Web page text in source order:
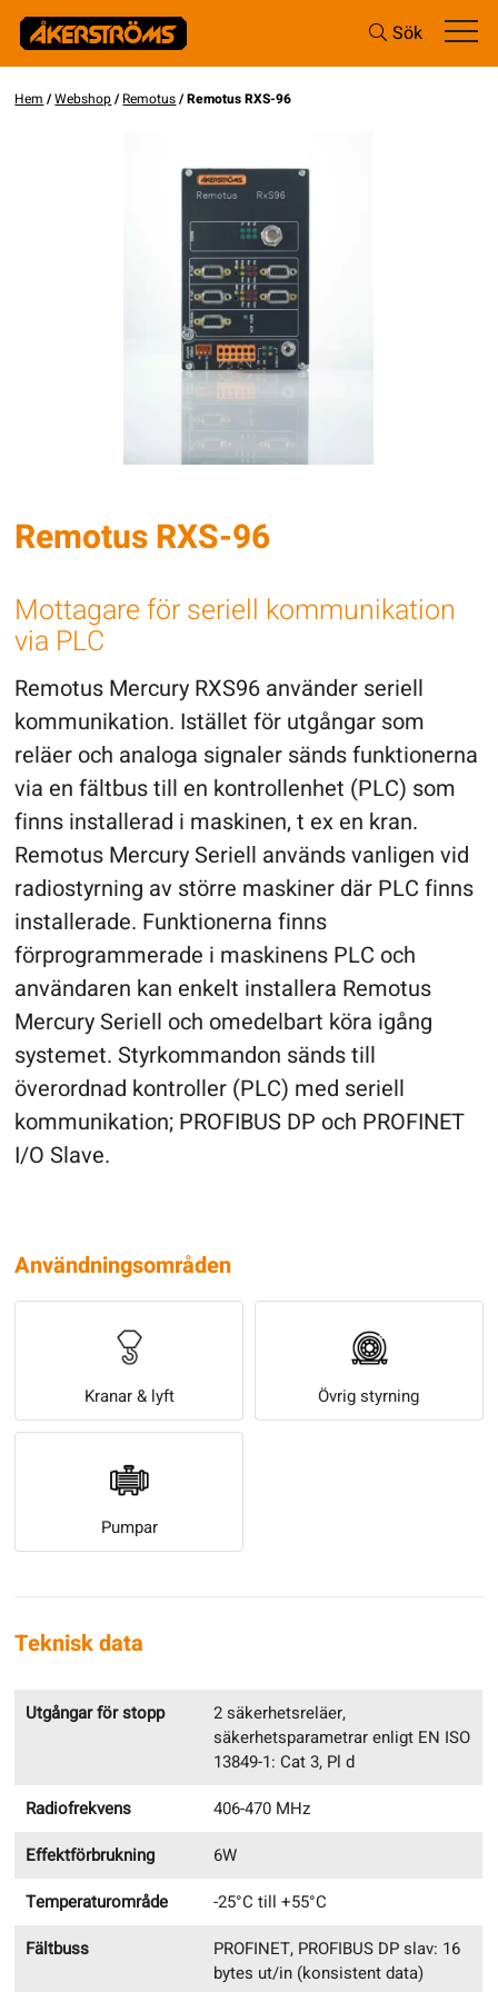
Sök
Hem /Webshop/Remotus/ Remotus RXS-96
Remotus RXS-96
Mottagare för seriell kommunikation
via PLC
Remotus Mercury RXS96 använder seriell
kommunikation. Istället för utgångar som
reläer och analoga signaler sänds funktionerna
via en fältbus till en kontrollenhet (PLC) som
finns installerad i maskinen, t ex en kran.
Remotus Mercury Seriell används vanligen vid
radiostyrning av större maskiner där PLC finns
installerade. Funktionerna finns
förprogrammerade i maskinens PLC och
användaren kan enkelt installera Remotus
Mercury Seriell och omedelbart köra igång
systemet. Styrkommandon sänds till
överordnad kontroller (PLC) med seriell
kommunikation; PROFIBUS DP och PROFINET
I/O Slave.
Användningsområden
Kranar & lyft Övrig styrning
Pumpar
Teknisk data
Utgångar för stopp
2 säkerhetsreläer,
säkerhetsparametrar enligt EN ISO
13849-1: Cat 3, Pl d
Radiofrekvens
406-470 MHz
Effektförbrukning
6W
Temperaturområde
-25°C till +55°C
Fältbuss
PROFINET, PROFIBUS DP slav: 16
bytes ut/in (konsistent data)